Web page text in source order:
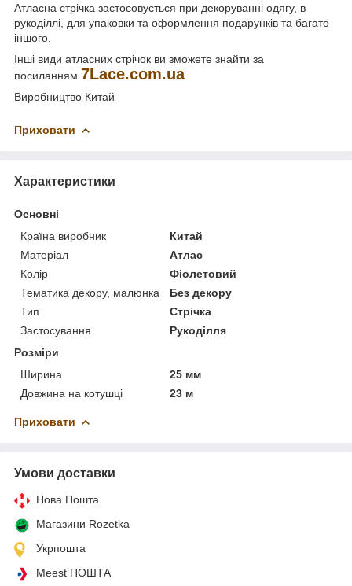
Атласна стрічка застосовується при декоруванні одягу, в
рукоділлі, для упаковки та оформлення подарунків та багато
іншого.
Інші види атласних стрічок ви зможете знайти за
посиланням 7Lace.com.ua
Виробництво Китай
Приховати
Характеристики
Основні
Країна виробник
Китай
Матеріал
Атлас
Колір
Фіолетовий
Тематика декору, малюнка
Без декору
Тип
Стрічка
Застосування
Рукоділля
Розміри
Ширина
25 мм
Довжина на котушці
23 м
Приховати
Умови доставки
Нова Пошта
Магазини Rozetka
Укрпошта
Meest ПОШТА